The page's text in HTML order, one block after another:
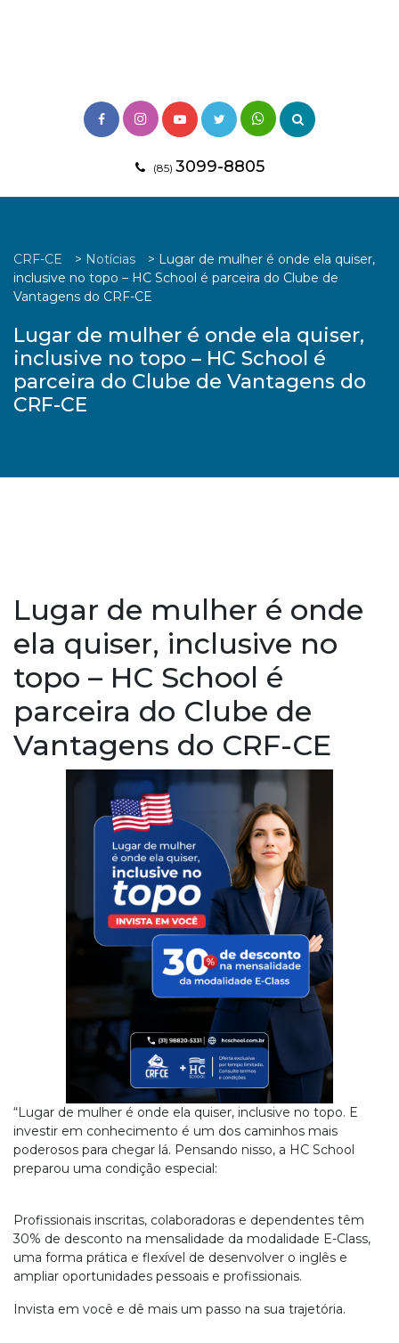
(85) 3099-8805
CRF-CE > Notícias > Lugar de mulher é onde ela quiser,
inclusive no topo – HC School é parceira do Clube de
Vantagens do CRF-CE
Lugar de mulher é onde ela quiser,
inclusive no topo – HC School é
parceira do Clube de Vantagens do
CRF-CE
Lugar de mulher é onde
ela quiser, inclusive no
topo – HC School é
parceira do Clube de
Vantagens do CRF-CE
“Lugar de mulher é onde ela quiser, inclusive no topo. E
investir em conhecimento é um dos caminhos mais
poderosos para chegar lá. Pensando nisso, a HC School
preparou uma condição especial:
Profissionais inscritas, colaboradoras e dependentes têm
30% de desconto na mensalidade da modalidade E-Class,
uma forma prática e flexível de desenvolver o inglês e
ampliar oportunidades pessoais e profissionais.
Invista em você e dê mais um passo na sua trajetória.